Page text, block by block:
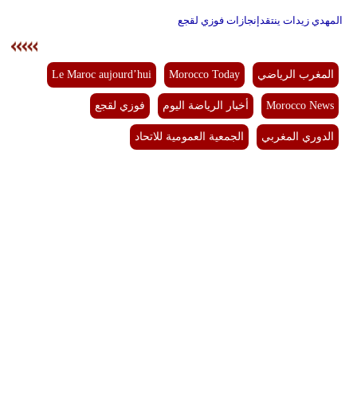
المهدي زيدات ينتقدإنجازات فوزي لقجع
المغرب الرياضي Morocco Today
Le Maroc aujourd’hui
Morocco News أخبار الرياضة اليوم فوزي لقجع
الدوري المغربي الجمعية العمومية للاتحاد